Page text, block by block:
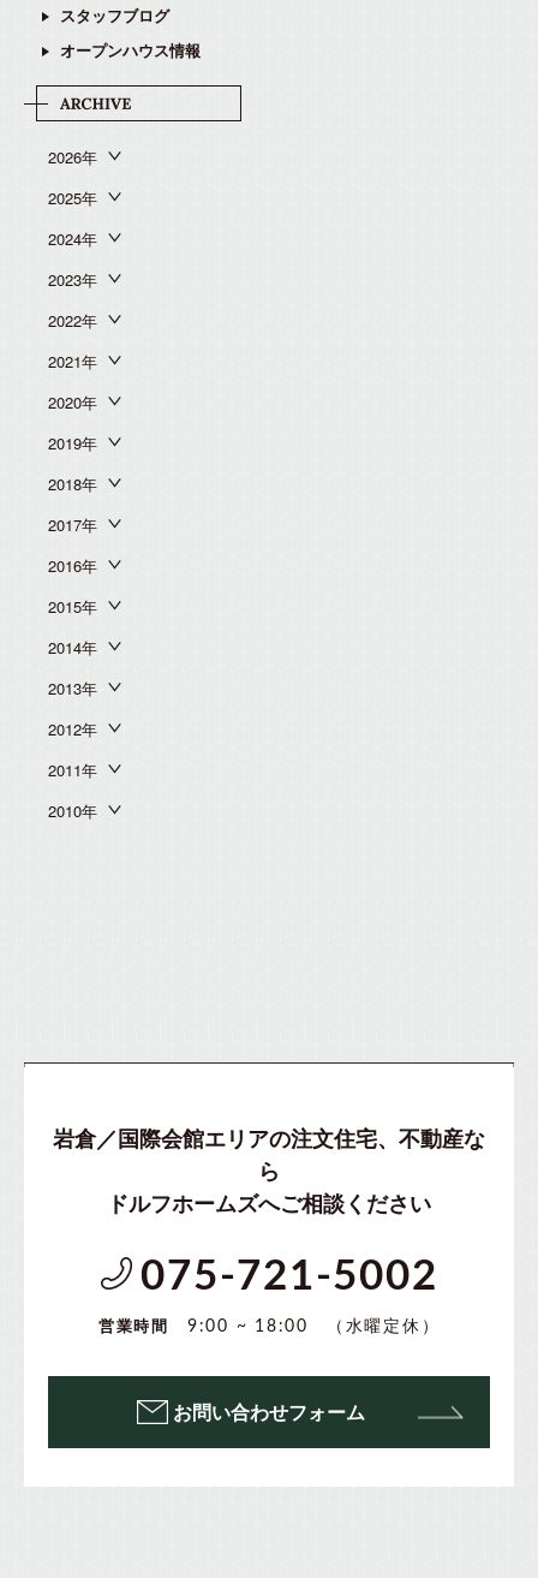
スタッフブログ
オープンハウス情報
2026年
2025年
2024年
2023年
2022年
2021年
2020年
2019年
2018年
2017年
2016年
2015年
2014年
2013年
2012年
2011年
2010年
岩倉／国際会館エリアの注文住宅、不動産な
ら
ドルフホームズへご相談ください
075-721-5002
営業時間 9:00 ~ 18:00 （水曜定休）
お問い合わせフォーム